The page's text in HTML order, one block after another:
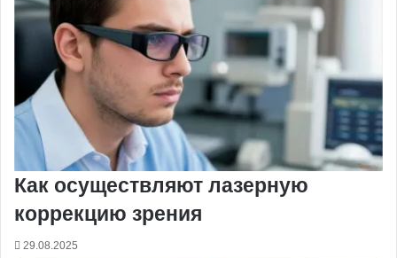
Как осуществляют лазерную
коррекцию зрения
29.08.2025